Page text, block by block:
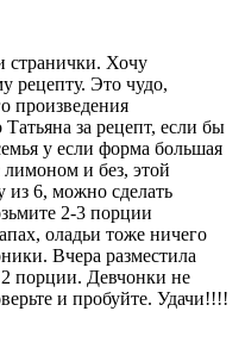
странички. Хочу
рецепту. Это чудо,
произведения
за рецепт, если бы
у если форма большая
и без, этой
из 6, можно сделать
2-3 порции
оладьи тоже ничего
Вчера разместила
порции. Девчонки не
и пробуйте. Удачи!!!!